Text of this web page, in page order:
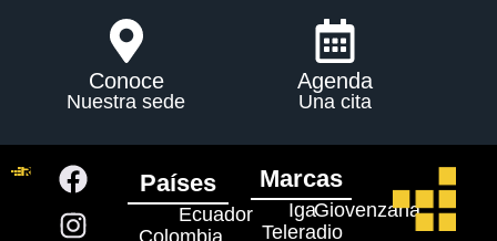
Conoce
Nuestra sede
Agenda
Una cita
Países
Colombia
Ecuador
Marcas
Teleradio
IgaGiovenzana